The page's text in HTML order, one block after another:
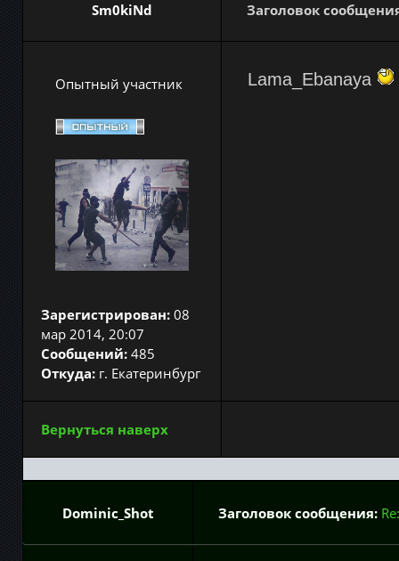
Sm0kiNd Заголовок
Опытный участник
Зарегистрирован: 08
мар 2014, 20:07
Сообщений: 485
Откуда: г. Екатеринбург
Lama_Ebanaya
Вернуться наверх
Dominic_Shot Заголовок сообщения: